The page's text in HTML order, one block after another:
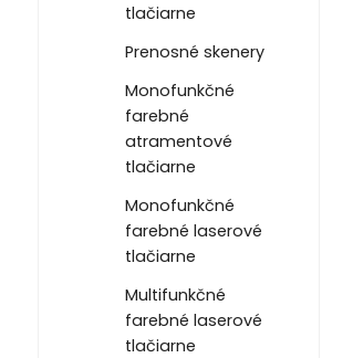
tlačiarne
Prenosné skenery
Monofunkčné
farebné
atramentové
tlačiarne
Monofunkčné
farebné laserové
tlačiarne
Multifunkčné
farebné laserové
tlačiarne